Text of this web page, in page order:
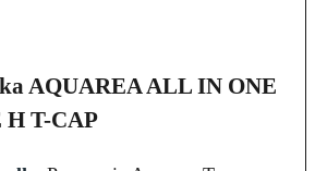
AQUAREA ALL IN ONE
H T-CAP